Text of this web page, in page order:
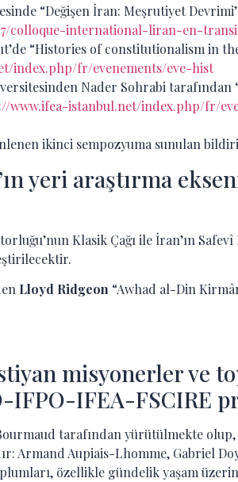
“Değişen İran: Meşrutiyet
colloque-international-liran-en-
“Histories of constitutionalism in
index.php/fr/evenements/eve-hist
Nader Sohrabi
www.ifea-istanbul.net/index.php/fr/
ikinci sempozyuma sunulan
yeri araştırma
Klasik Çağı ile İran’ın
Lloyd Ridgeon “Awhad al-Din
misyonerler
IFPO-IFEA-FSCIRE
tarafından yürütülmekte olup,
Armand Aupiais-Lhomme, Gabriel
özellikle gündelik yaşam